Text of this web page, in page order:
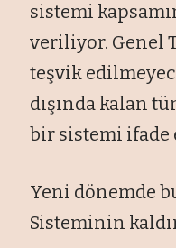
sistemi
veriliyor. Genel
teşvik
dışında kalan
bir sistemi ifade
Yeni dönemde
Sisteminin